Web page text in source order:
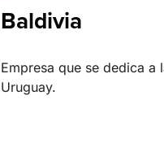
Baldivia
Empresa que se dedica
Uruguay.